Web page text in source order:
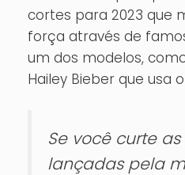
cortes para 2023 que
força através de
um dos modelos,
Hailey Bieber que usa
Se você curte
lançadas pela